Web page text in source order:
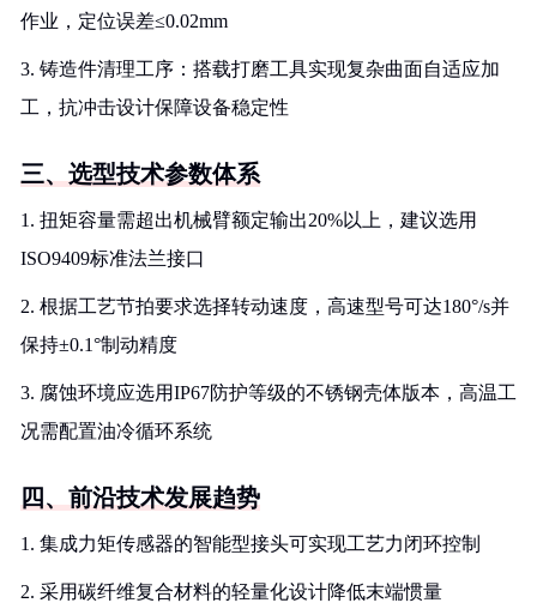
作业，定位误差≤0.02mm
3. 铸造件清理工序：搭载打磨工具实现复杂曲面自适应加
工，抗冲击设计保障设备稳定性
三、选型技术参数体系
1. 扭矩容量需超出机械臂额定输出20%以上，建议选用
ISO9409标准法兰接口
2. 根据工艺节拍要求选择转动速度，高速型号可达180°/s并
保持±0.1°制动精度
3. 腐蚀环境应选用IP67防护等级的不锈钢壳体版本，高温工
况需配置油冷循环系统
四、前沿技术发展趋势
1. 集成力矩传感器的智能型接头可实现工艺力闭环控制
2. 采用碳纤维复合材料的轻量化设计降低末端惯量